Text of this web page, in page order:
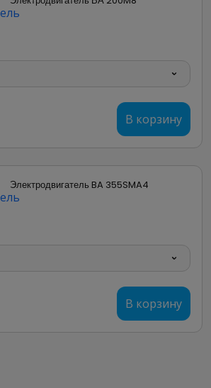
В корзину
Электродвигатель BA 355SMA4
В корзину